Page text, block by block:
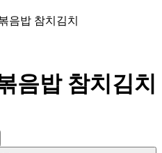
음밥 참치김치
음밥 참치김치